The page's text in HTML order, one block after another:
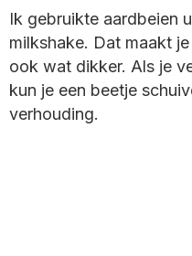
Ik gebruikte aardbeien
milkshake. Dat maakt
ook wat dikker. Als je
kun je een beetje
verhouding.